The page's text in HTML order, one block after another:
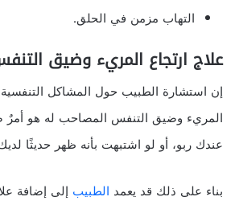
التهاب مزمن في الحلق.
علاج ارتجاع المريء وضيق
إن استشارة الطبيب حول المشاكل
المريء وضيق التنفس المصاحب له هو أمرٌ
عندك ربو، أو لو اشتبهت بأنه ظهر حديثًا
بناء على ذلك قد يعمد الطبيب إلى إضافة